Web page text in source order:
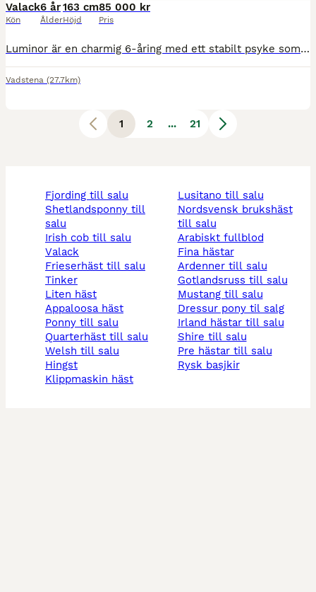
Valack
Kön
6 år
Ålder
163 cm
Höjd
85 000 kr
Pris
Luminor är en charmig 6-åring med ett stabilt psyke som är mycket arbetsvillig. Han är väl utbildad och känslig för hjälperna, han är lätt att rida med lätta rörelser. Han har tävlat upp till 90 cm me
Vadstena (27.7km)
1 2 ... 21
fjording till salu
shetlandsponny till
salu
irish cob till salu
valack
frieserhäst till salu
tinker
liten häst
appaloosa häst
ponny till salu
quarterhäst till salu
welsh till salu
hingst
klippmaskin häst
lusitano till salu
nordsvensk brukshäst
till salu
arabiskt fullblod
fina hästar
ardenner till salu
gotlandsruss till salu
mustang till salu
dressur pony til salg
irland hästar till salu
shire till salu
pre hästar till salu
rysk basjkir